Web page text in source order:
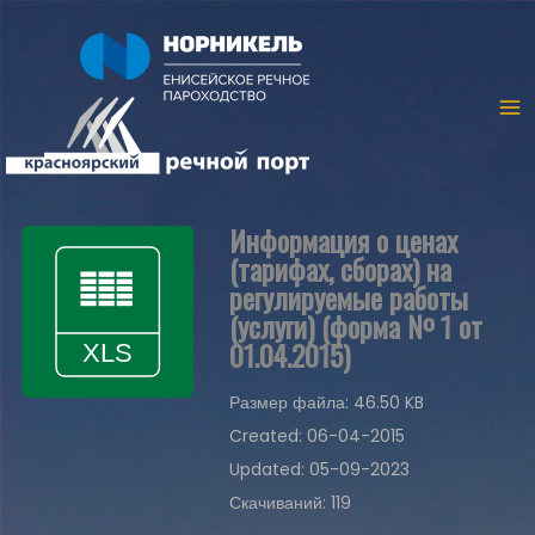
Информация о ценах
(тарифах, сборах) на
регулируемые работы
(услуги) (форма № 1 от
01.04.2015)
Размер файла: 46.50 KB
Created: 06-04-2015
Updated: 05-09-2023
Скачиваний: 119